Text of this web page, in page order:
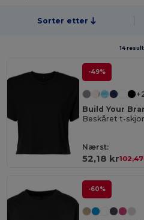
Sorter etter
14
-49%
Build Your
Beskåret t-
Nærst:
52,18 kr
-60%